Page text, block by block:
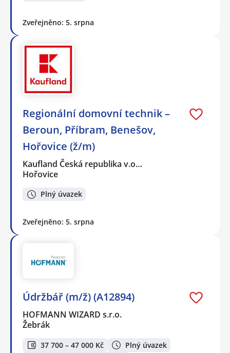
Zveřejněno: 5. srpna
Regionální domovní technik –
Beroun, Příbram, Benešov,
Hořovice (ž/m)
Kaufland Česká republika v.o…
Hořovice
Plný úvazek
Zveřejněno: 5. srpna
Údržbář (m/ž) (A12894)
HOFMANN WIZARD s.r.o.
Žebrák
37 700 – 47 000 Kč
Plný úvazek